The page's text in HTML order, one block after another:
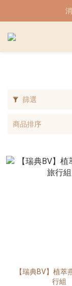
| 熱
| 熱
篩選
商品排序
【瑞典BV】植萃
行組